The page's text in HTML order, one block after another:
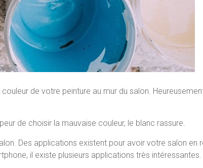
de votre peinture au mur du salon.
de choisir la mauvaise couleur, le blanc rassure.
Des applications existent pour avoir votre salon en
il existe plusieurs applications très intéressantes.